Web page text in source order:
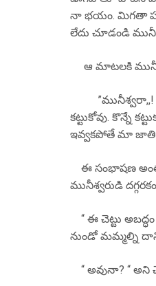
నా భయం. మిగతా
లేదు చూడండి
ఆ మాటలకి
”మునీశ్వరా,,!
కట్టుకోవు. కొన్నే
ఇవ్వకపోతే మా జాతి
ఈ సంభాషణ అంతా
మునీశ్వరుడి
“ ఈ చెట్టు
నుండో మమ్మల్ని
“ అవునా? “ అని